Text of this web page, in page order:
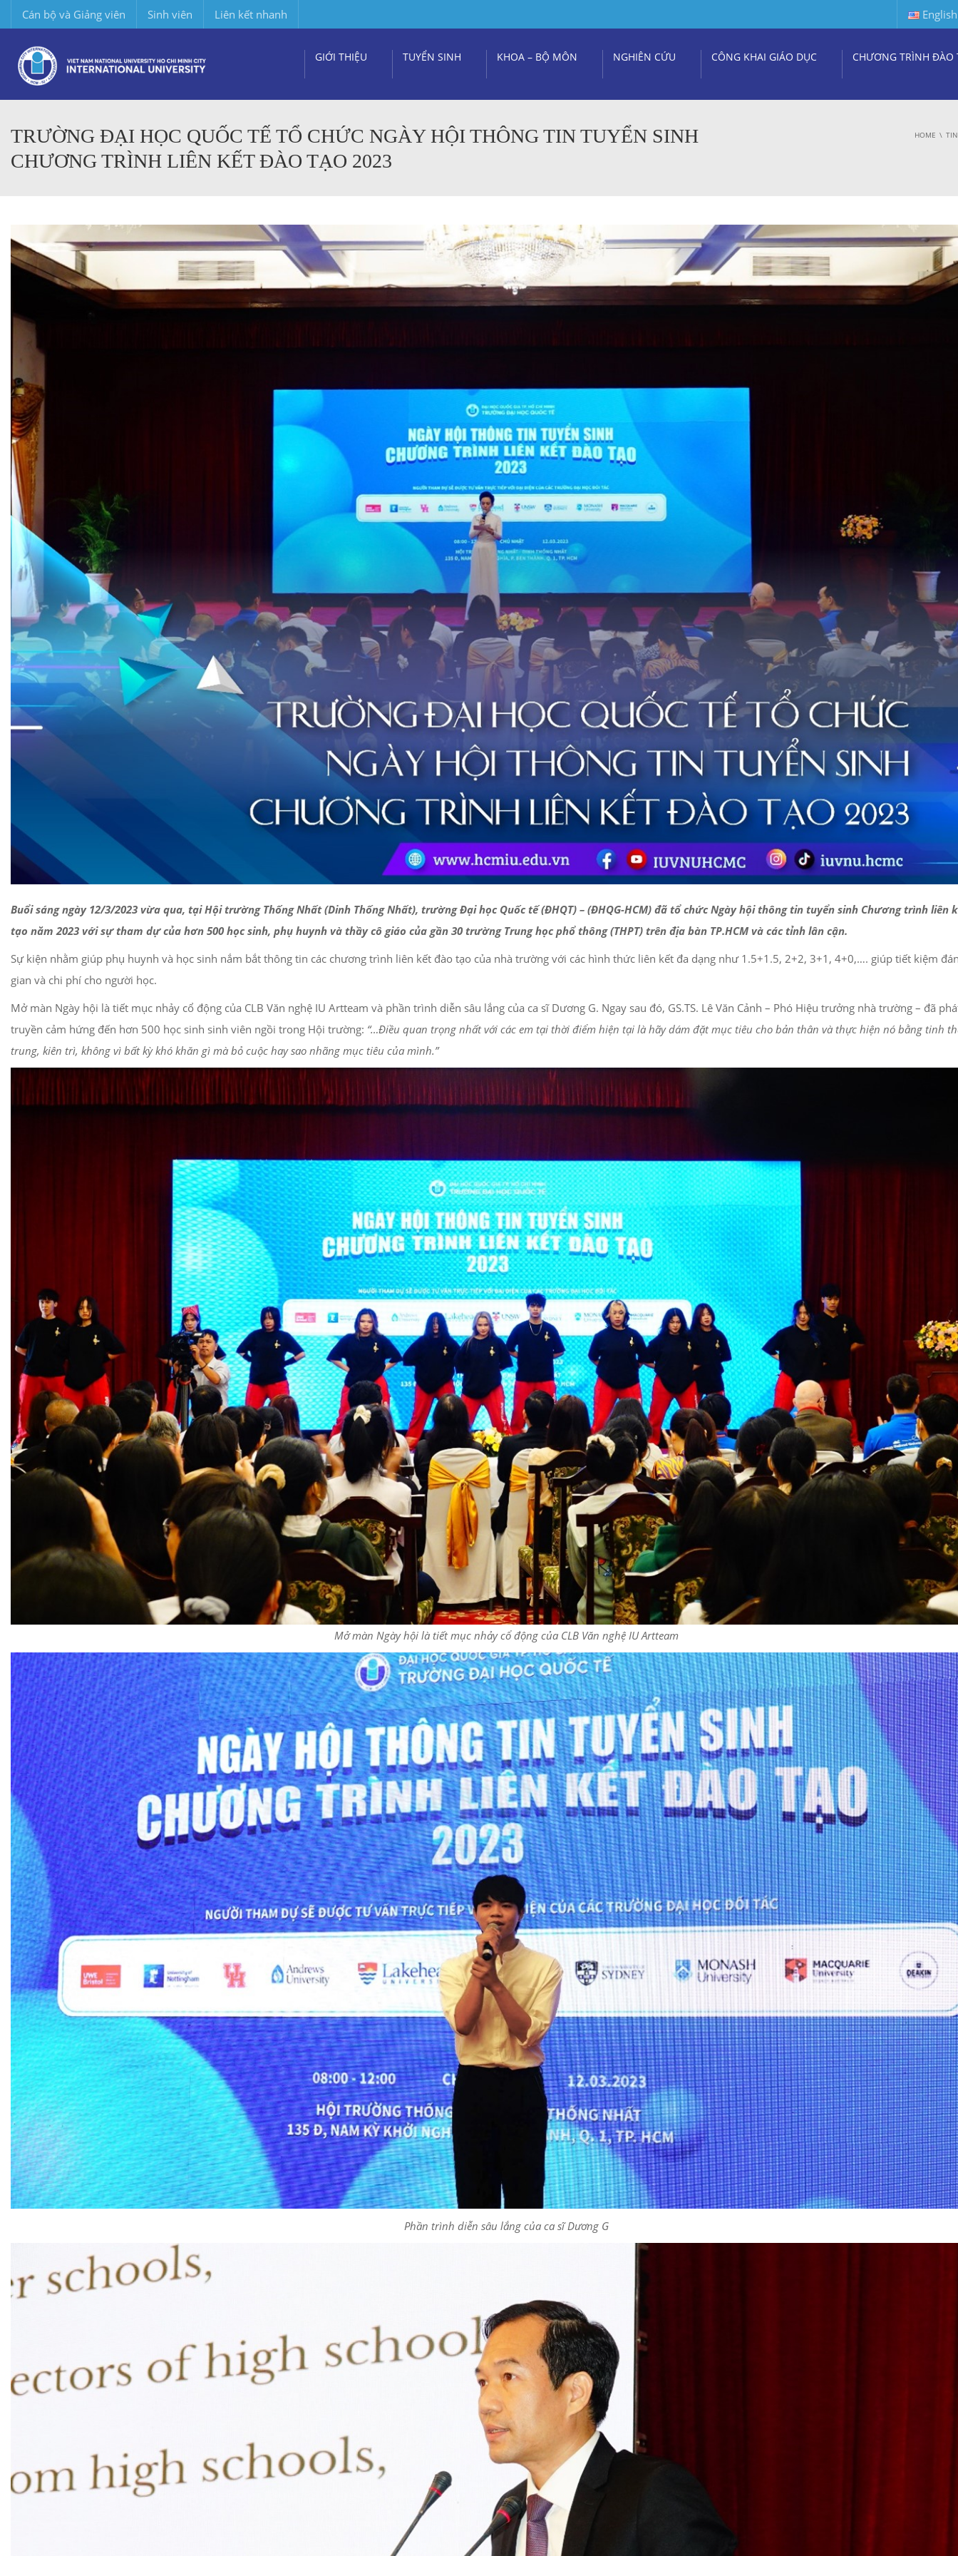
Cán bộ và Giảng viên Sinh viên Liên kết nhanh English
GIỚI THIỆU TUYỂN SINH KHOA – BỘ MÔN NGHIÊN CỨU CÔNG KHAI GIÁO DỤC CHƯƠNG TRÌNH ĐÀO
TRƯỜNG ĐẠI HỌC QUỐC TẾ TỔ CHỨC NGÀY HỘI THÔNG TIN TUYỂN SINH
CHƯƠNG TRÌNH LIÊN KẾT ĐÀO TẠO 2023
HOME
Buổi sáng ngày 12/3/2023 vừa qua, tại Hội trường Thống Nhất (Dinh Thống Nhất), trường Đại học Quốc tế (ĐHQT) – (ĐHQG-HCM) đã tổ chức Ngày hội thông tin tuyển sinh Chương trình liên
tạo năm 2023 với sự tham dự của hơn 500 học sinh, phụ huynh và thầy cô giáo của gần 30 trường Trung học phổ thông (THPT) trên địa bàn TP.HCM và các tỉnh lân cận.
Sự kiện nhằm giúp phụ huynh và học sinh nắm bắt thông tin các chương trình liên kết đào tạo của nhà trường với các hình thức liên kết đa dạng như 1.5+1.5, 2+2, 3+1, 4+0,…. giúp tiết kiệm
gian và chi phí cho người học.
Mở màn Ngày hội là tiết mục nhảy cổ động của CLB Văn nghệ IU Artteam và phần trình diễn sâu lắng của ca sĩ Dương G. Ngay sau đó, GS.TS. Lê Văn Cảnh – Phó Hiệu trưởng nhà trường – đã
truyền cảm hứng đến hơn 500 học sinh sinh viên ngồi trong Hội trường: “…Điều quan trọng nhất với các em tại thời điểm hiện tại là hãy dám đặt mục tiêu cho bản thân và thực hiện nó bằng tinh
trung, kiên trì, không vì bất kỳ khó khăn gì mà bỏ cuộc hay sao nhãng mục tiêu của mình.”
Mở màn Ngày hội là tiết mục nhảy cổ động của CLB Văn nghệ IU Artteam
Phần trình diễn sâu lắng của ca sĩ Dương G